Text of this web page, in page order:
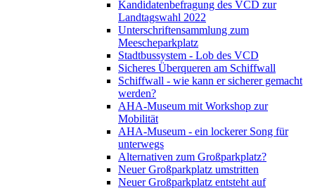
Kandidatenbefragung des VCD zur
Landtagswahl 2022
Unterschriftensammlung zum
Meescheparkplatz
Stadtbussystem - Lob des VCD
Sicheres Überqueren am Schiffwall
Schiffwall - wie kann er sicherer gemacht
werden?
AHA-Museum mit Workshop zur
Mobilität
AHA-Museum - ein lockerer Song für
unterwegs
Alternativen zum Großparkplatz?
Neuer Großparkplatz umstritten
Neuer Großparkplatz entsteht auf